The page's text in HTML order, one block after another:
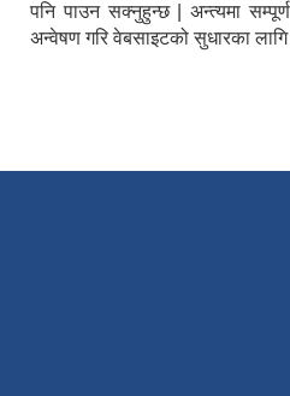
पनि पाउन सक्नुहुन्छ | अन्त्यमा
अन्वेषण गरि वेबसाइटको सुधारका लागि